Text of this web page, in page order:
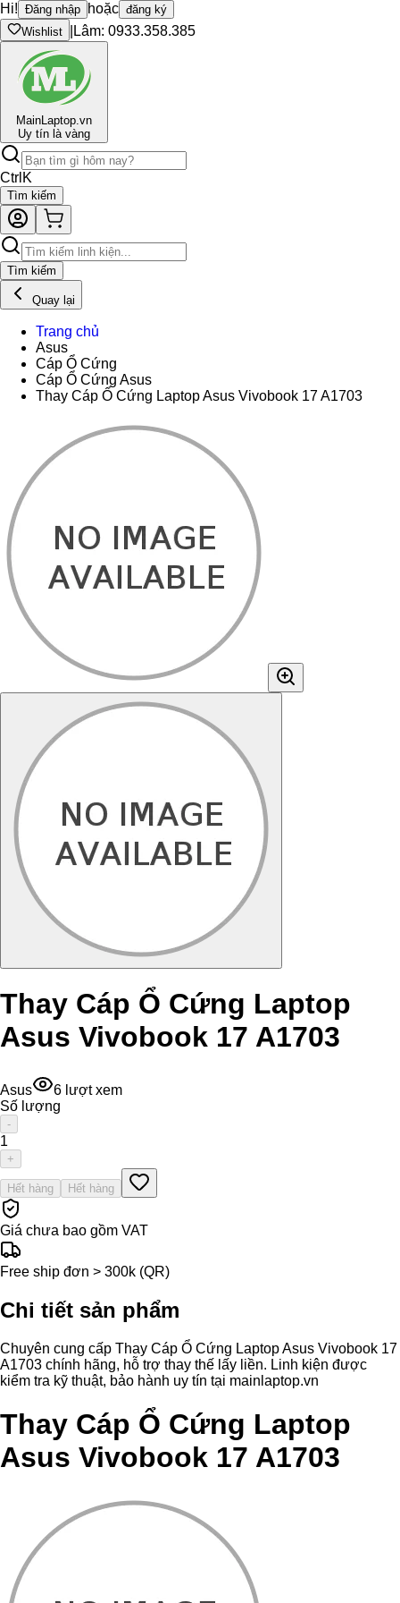
Hi! Đăng nhập hoặc đăng ký
Wishlist
Lâm: 0933.358.385
MainLaptop.vn
Uy tín là vàng
Ctrl K
Tìm kiếm
Tìm kiếm
Quay lại
Trang chủ
Asus
Cáp Ổ Cứng
Cáp Ổ Cứng Asus
Thay Cáp Ổ Cứng Laptop Asus Vivobook 17 A1703
Thay Cáp Ổ Cứng Laptop
Asus Vivobook 17 A1703
Asus 6 lượt xem
Số lượng
-
1
+
Hết hàng Hết hàng
Giá chưa bao gồm VAT
Free ship đơn > 300k (QR)
Chi tiết sản phẩm
Chuyên cung cấp Thay Cáp Ổ Cứng Laptop Asus Vivobook 17
A1703 chính hãng, hỗ trợ thay thế lấy liền. Linh kiện được
kiểm tra kỹ thuật, bảo hành uy tín tại mainlaptop.vn
Thay Cáp Ổ Cứng Laptop
Asus Vivobook 17 A1703